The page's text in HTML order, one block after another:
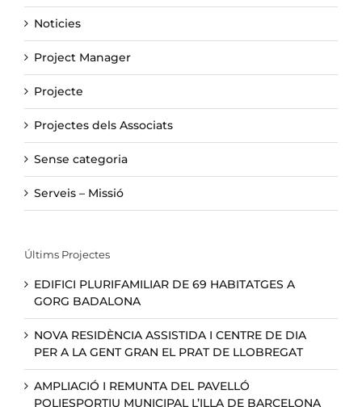
Noticies
Project Manager
Projecte
Projectes dels Associats
Sense categoria
Serveis – Missió
Últims Projectes
EDIFICI PLURIFAMILIAR DE 69 HABITATGES A
GORG BADALONA
NOVA RESIDÈNCIA ASSISTIDA I CENTRE DE DIA
PER A LA GENT GRAN EL PRAT DE LLOBREGAT
AMPLIACIÓ I REMUNTA DEL PAVELLÓ
POLIESPORTIU MUNICIPAL L’ILLA DE BARCELONA